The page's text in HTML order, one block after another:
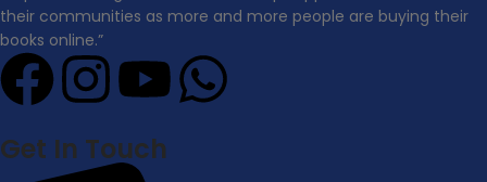
their communities as more and more people are buying their
books online.”
Get In Touch